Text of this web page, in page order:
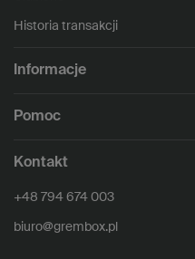
Historia transakcji
Informacje
Pomoc
Kontakt
+48 794 674 003
biuro@grembox.pl